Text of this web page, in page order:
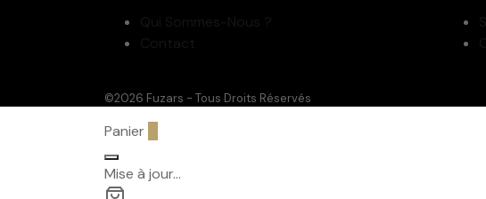
©2026 Fuzars - Tous Droits Réservés
Panier
Mise à jour…